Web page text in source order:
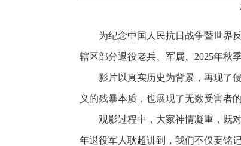
为纪念中国人民抗日战争暨世界
辖区部分退役老兵、军属、2025年秋
影片以真实历史为背景，再现了
义的残暴本质，也展现了无数受害者
观影过程中，大家神情凝重，既
年退役军人耿超讲到，我们不仅要铭